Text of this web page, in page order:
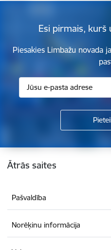
Esi pirmais, kurš
Piesakies Limbažu novada
Kājene
Ātrās saites
Pašvaldība
Norēķinu informācija